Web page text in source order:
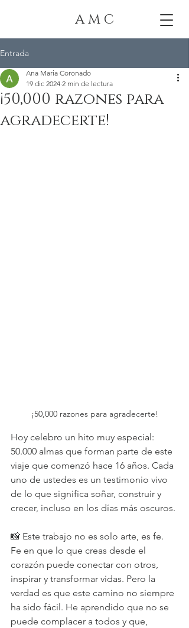
A M C
Entrada
¡50,000 razones para
agradecerte!
Ana Maria Coronado
19 dic 2024 2 min de lectura
¡50,000 razones para agradecerte!
Hoy celebro un hito muy especial:
50.000 almas que forman parte de este
viaje que comenzó hace 16 años. Cada
uno de ustedes es un testimonio vivo
de lo que significa soñar, construir y
crecer, incluso en los días más oscuros.
📸 Este trabajo no es solo arte, es fe.
Fe en que lo que creas desde el
corazón puede conectar con otros,
inspirar y transformar vidas. Pero la
verdad es que este camino no siempre
ha sido fácil. He aprendido que no se
puede complacer a todos y que,